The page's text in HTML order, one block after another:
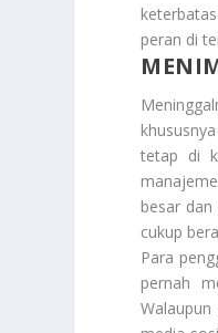
peran di
tetap di
besar
cukup
Para
pernah